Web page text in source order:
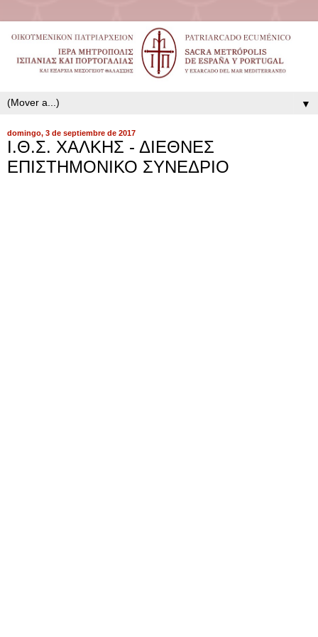
▼
domingo, 3 de septiembre de 2017
Ι.Θ.Σ. ΧΑΛΚΗΣ - ΔΙΕΘΝΕΣ
ΕΠΙΣΤΗΜΟΝΙΚΟ ΣΥΝΕΔΡΙΟ